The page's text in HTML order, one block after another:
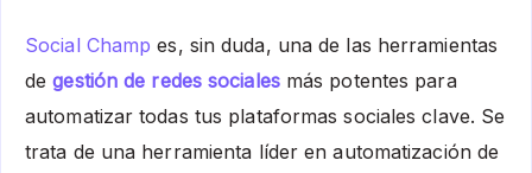
Social Champ es, sin duda, una de las herramientas
degestión de redes socialesmás potentes para
automatizar todas tus plataformas sociales clave. Se
trata de una herramienta líder en automatización de